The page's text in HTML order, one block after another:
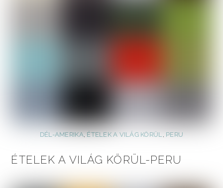
DÉL-AMERIKA,ÉTELEK A VILÁG KÖRÜL, PERU
ÉTELEK A VILÁG KÖRÜL-PERU